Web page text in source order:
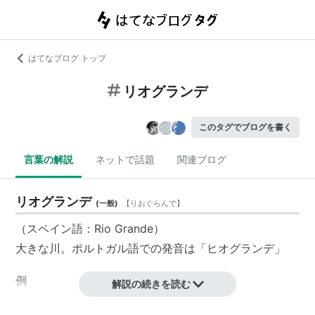
はてなブログ トップ
リオグランデ
このタグでブログを書く
言葉の解説 ネットで話題 関連ブログ
リオグランデ (一般) 【 りおぐらんで】
（スペイン語：Rio Grande）
大きな川。ポルトガル語での発音は「ヒオグランデ」
例 解説の続きを読む